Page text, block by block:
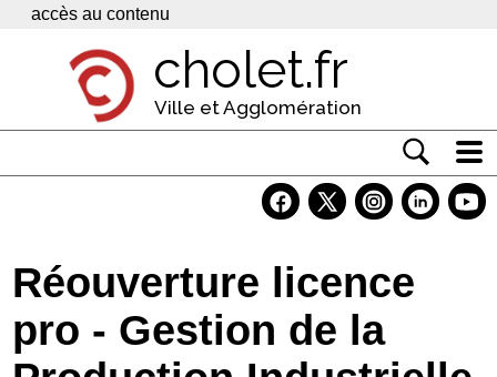
Panneau de gestion des cookies
accès au contenu
cholet.fr
Ville et Agglomération
Economie
Services
Réouverture licence
pro - Gestion de la